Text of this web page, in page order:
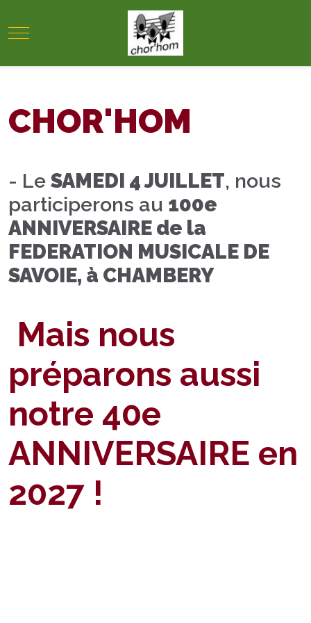
Mobile Menu Toggle
CHOR'HOM
- Le SAMEDI 4 JUILLET, nous
participerons au 100e
ANNIVERSAIRE de la
FEDERATION MUSICALE DE
SAVOIE, à CHAMBERY
Mais nous
préparons aussi
notre 40e
ANNIVERSAIRE en
2027 !